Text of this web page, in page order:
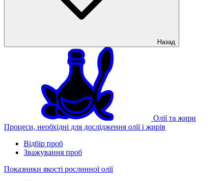
Назад
Олії та жири
Процеси, необхідні для дослідження олії і жирів
Відбір проб
Зважування проб
Показники якості рослинної олії